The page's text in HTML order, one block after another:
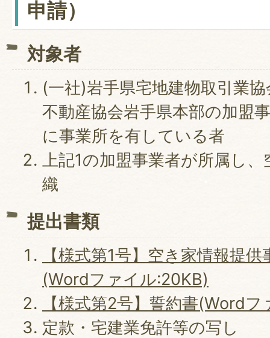
申請）
対象者
(一社)岩手県宅地建物取引業
不動産協会岩手県本部の加盟
に事業所を有している者
上記1の加盟事業者が所属し
織
提出書類
【様式第1号】空き家情報提
(Wordファイル:20KB)
【様式第2号】誓約書(Word
定款・宅建業免許等の写し